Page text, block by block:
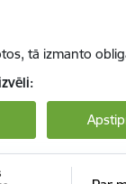
tā izmanto